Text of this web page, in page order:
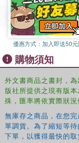
The outstanding
volume include
doctrine. The result
unique contribution
deterrence theory
interest to students,
international
Soviet relations,
優惠方式： 加入即送50
購物須知
外文書商品之書封，
版社所提供之現有版
殊，匯率將依實際狀況
無庫存之商品，在您
單調貨。為了縮短等
下單，以獲得最快的